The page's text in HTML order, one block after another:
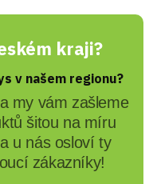
kraji?
v našem regionu?
my vám zašleme
šitou na míru
u nás osloví ty
zákazníky!